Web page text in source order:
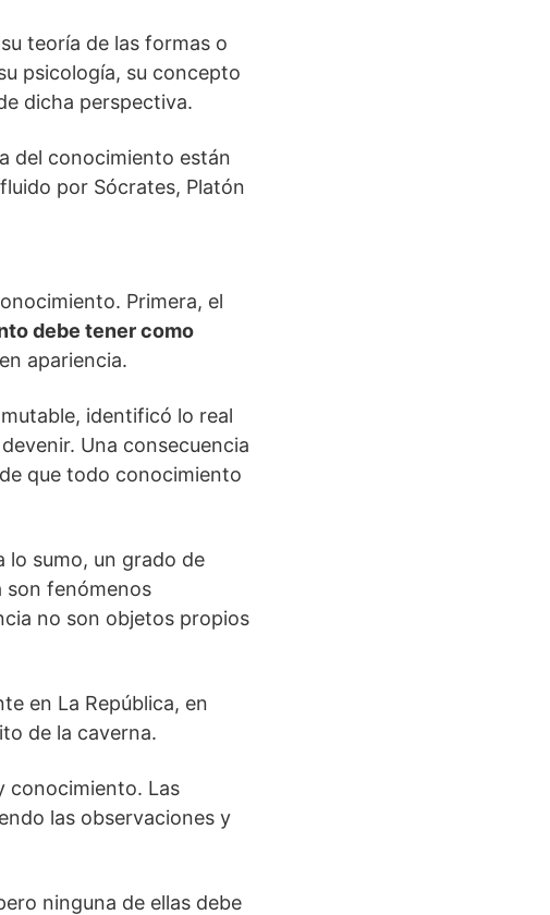
teoría de las formas o
psicología, su concepto
dicha perspectiva.
del conocimiento están
por Sócrates, Platón
Primera, el
debe tener como
apariencia.
identificó lo real
Una consecuencia
que todo conocimiento
lo sumo, un grado de
son fenómenos
no son objetos propios
en La República, en
de la caverna.
conocimiento. Las
las observaciones y
ninguna de ellas debe